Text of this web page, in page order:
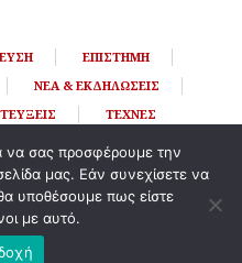
ΕΠΙΣΤΉΜΗ
ΝΈΑ & ΕΚΔΗΛΏΣΕΙΣ
ΤΈΧΝΕΣ
Rights Reserved
να σας προσφέρουμε την
μας. Εάν συνεχίσετε να
υποθέσουμε πως είστε
με αυτό.